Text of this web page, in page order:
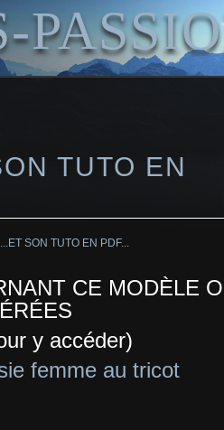
TUTO EN
CE MODÈLE
y accéder)
femme au tricot